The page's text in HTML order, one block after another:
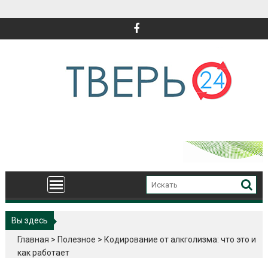
Вы здесь
Главная > Полезное > Кодирование от алкголизма: что это и
как работает